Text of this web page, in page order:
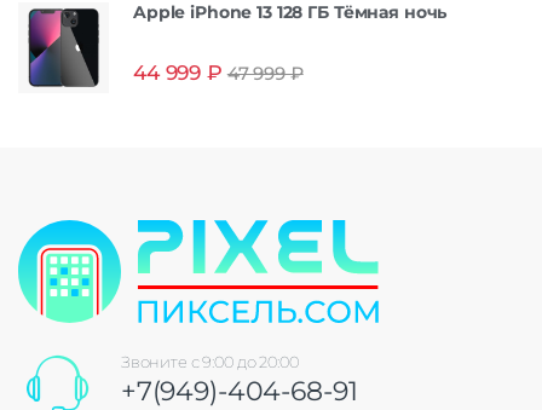
Apple iPhone 13 128 ГБ Тёмная ночь
44 999 ₽ 47 999₽
Звоните с 9:00 до 20:00
+7(949)-404-68-91